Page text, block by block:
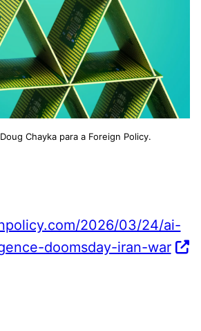
Chayka para a Foreign Policy.
2026/03/24/ai-
doomsday-iran-war